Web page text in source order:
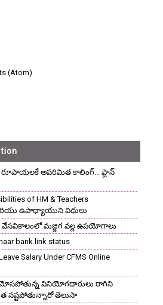
(Atom)
రూపాయలకే అపరిమిత కాలింగ్... ప్లాన్
of HM & Teachers
ఉపాధ్యాయుని విధులు
| వేసవికాలంలో మజ్జిగ వల్ల ఉపయోగాలు
bank link status
Salary Under CFMS Online
మోసపోతున్న వినియోగదారులు రాగిని
నష్టపోతున్నారో తెలుసా